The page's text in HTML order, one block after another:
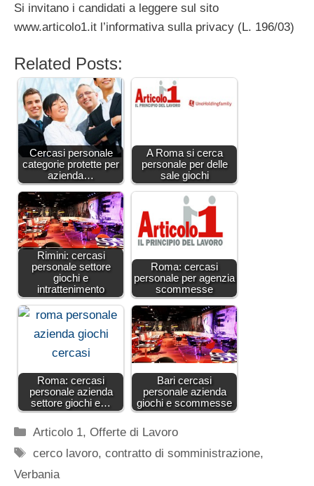
Si invitano i candidati a leggere sul sito
www.articolo1.it l’informativa sulla privacy (L. 196/03)
Related Posts:
Cercasi personale
categorie protette per
azienda…
A Roma si cerca
personale per delle
sale giochi
Rimini: cercasi
personale settore
giochi e
intrattenimento
Roma: cercasi
personale per agenzia
scommesse
Roma: cercasi
personale azienda
settore giochi e…
Bari cercasi
personale azienda
giochi e scommesse
Categorie
Articolo 1,Offerte di Lavoro
Tag
cerco lavoro,contratto di somministrazione,
Verbania